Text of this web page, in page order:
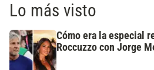
Lo más visto
Cómo era la especial
Roccuzzo con Jorge